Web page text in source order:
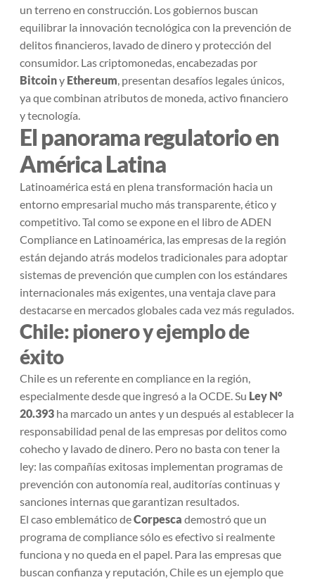
un terreno en construcción. Los gobiernos buscan
equilibrar la innovación tecnológica con la prevención de
delitos financieros, lavado de dinero y protección del
consumidor. Las criptomonedas, encabezadas por
Bitcoiny Ethereum, presentan desafíos legales únicos,
ya que combinan atributos de moneda, activo financiero
y tecnología.
El panorama regulatorio en
América Latina
Latinoamérica está en plena transformación hacia un
entorno empresarial mucho más transparente, ético y
competitivo. Tal como se expone en el libro de ADEN
Compliance en Latinoamérica, las empresas de la región
están dejando atrás modelos tradicionales para adoptar
sistemas de prevención que cumplen con los estándares
internacionales más exigentes, una ventaja clave para
destacarse en mercados globales cada vez más regulados.
Chile: pionero y ejemplo de
éxito
Chile es un referente en compliance en la región,
especialmente desde que ingresó a la OCDE. Su Ley N°
20.393 ha marcado un antes y un después al establecer la
responsabilidad penal de las empresas por delitos como
cohecho y lavado de dinero. Pero no basta con tener la
ley: las compañías exitosas implementan programas de
prevención con autonomía real, auditorías continuas y
sanciones internas que garantizan resultados.
El caso emblemático deCorpesca demostró que un
programa de compliance sólo es efectivo si realmente
funciona y no queda en el papel. Para las empresas que
buscan confianza y reputación, Chile es un ejemplo que